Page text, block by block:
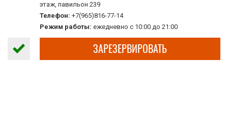
этаж, павильон 239
Телефон: +7(965)816-77-14
Режим работы: ежедневно с 10:00 до 21:00
ЗАРЕЗЕРВИРОВАТЬ